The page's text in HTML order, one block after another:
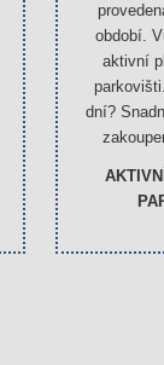
období.
aktivní
dní?